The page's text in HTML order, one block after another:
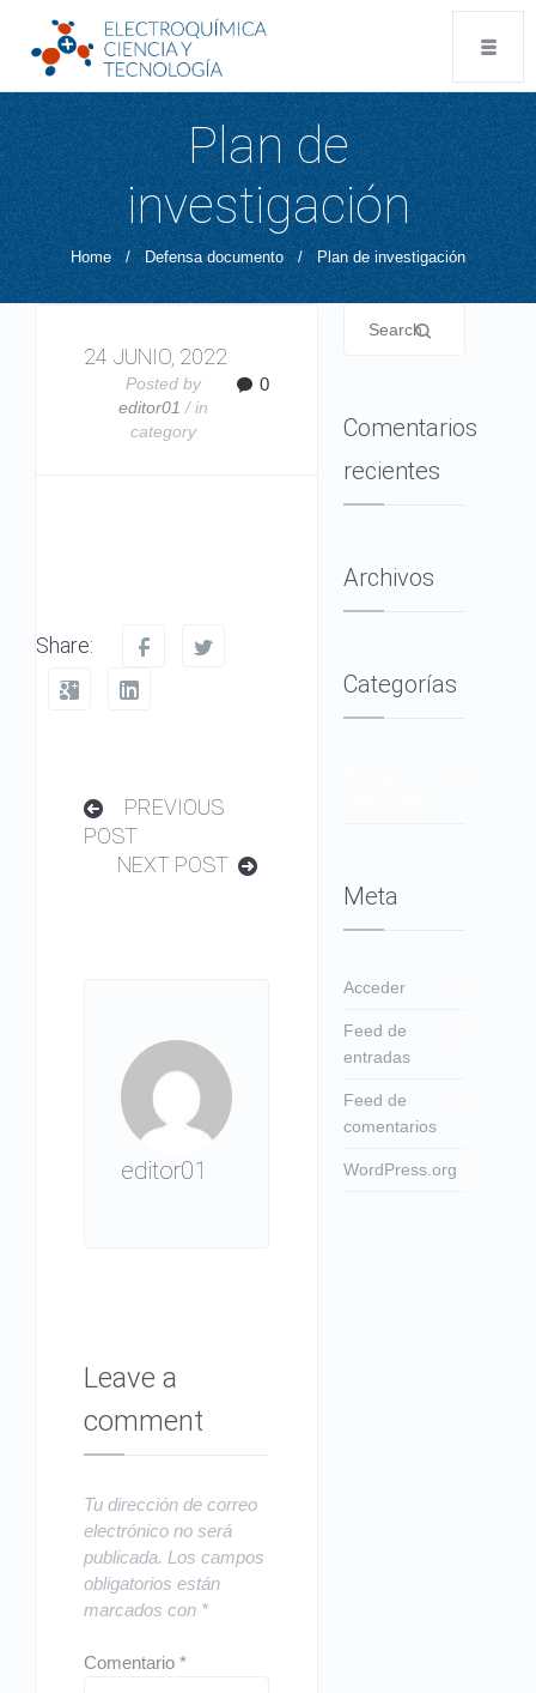
Plan de
investigación
Home / Defensa documento / Plan de investigación
24 JUNIO, 2022
Posted by
editor01 / in
category
0
Share:
PREVIOUS
POST
NEXT POST
editor01
Leave a
comment
Tu dirección de correo
electrónico no será
publicada. Los campos
obligatorios están
marcados con *
Comentario*
Comentarios
recientes
Archivos
Categorías
Meta
Acceder
Feed de
entradas
Feed de
comentarios
WordPress.org